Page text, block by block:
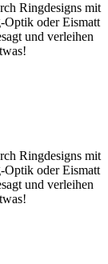
Ringdesigns mit
Optik oder Eismatt
und verleihen
Ringdesigns mit
Optik oder Eismatt
und verleihen